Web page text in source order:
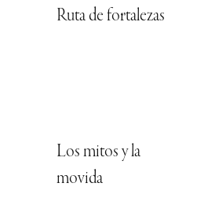
Ruta de fortalezas
Los mitos y la
movida